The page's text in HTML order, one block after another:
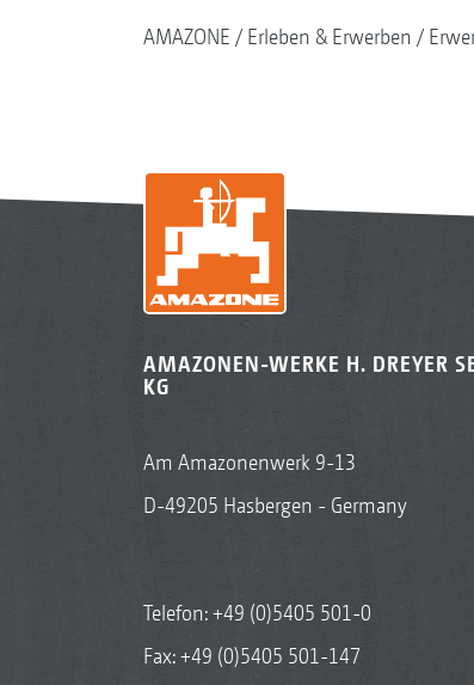
AMAZONE Erleben & Erwerben
AMAZONEN-WERKE H. DREYER
KG
Am Amazonenwerk 9-13
D-49205 Hasbergen - Germany
Telefon:+49 (0)5405 501-0
Fax: +49 (0)5405 501-147